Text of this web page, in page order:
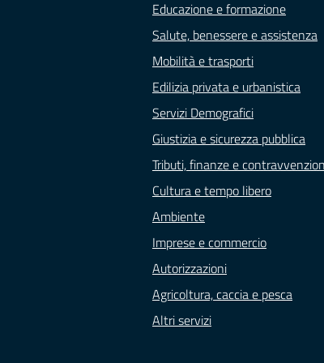
Educazione e formazione
Salute, benessere e assistenza
Mobilità e trasporti
Edilizia privata e urbanistica
Servizi Demografici
Giustizia e sicurezza pubblica
Tributi, finanze e
Cultura e tempo libero
Ambiente
Imprese e commercio
Autorizzazioni
Agricoltura, caccia e pesca
Altri servizi